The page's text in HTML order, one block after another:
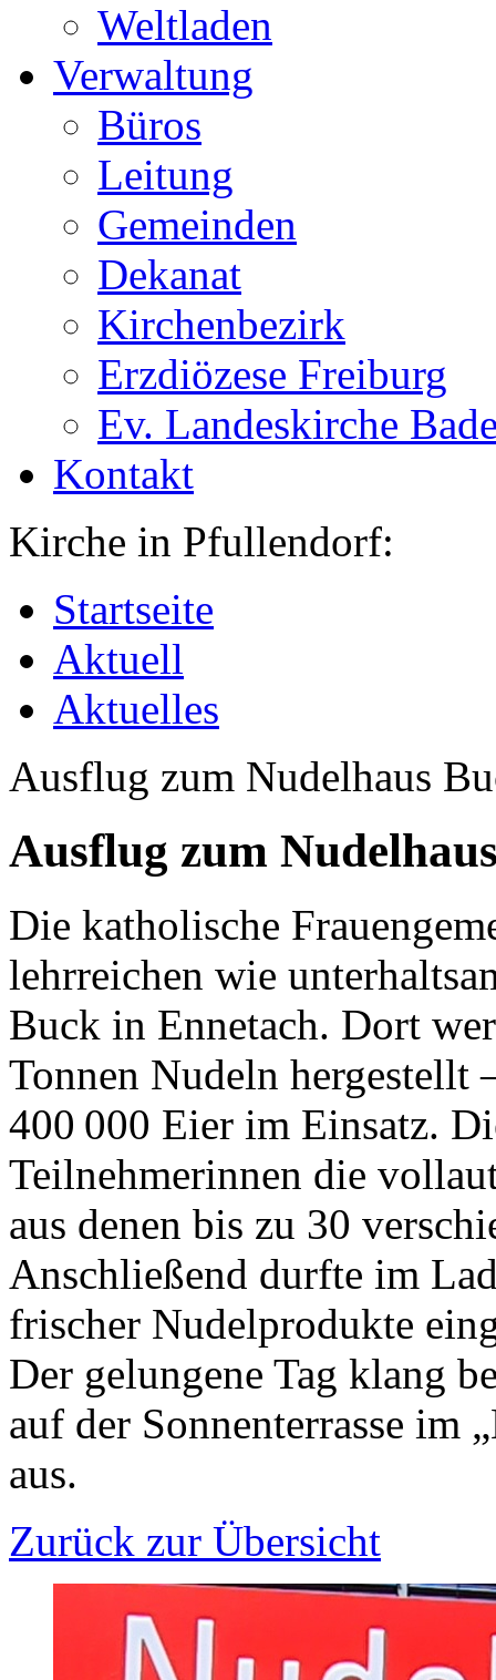
Weltladen
Verwaltung
Büros
Leitung
Gemeinden
Dekanat
Kirchenbezirk
Erzdiözese Freiburg
Ev. Landeskirche
Kontakt
Kirche in Pfullendorf:
Startseite
Aktuell
Aktuelles
Ausflug zum Nudelhaus
Ausflug zum
Die katholische
lehrreichen wie
Buck in Ennetach. Dort
Tonnen Nudeln
400 000 Eier im Einsatz.
Teilnehmerinnen die
aus denen bis zu 30
Anschließend durfte im
frischer Nudelprodukte
Der gelungene Tag klang
auf der Sonnenterrasse im
aus.
Zurück zur Übersicht